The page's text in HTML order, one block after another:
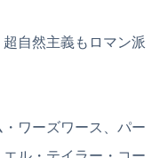
自然主義もロマン派
ワーズワース、パー